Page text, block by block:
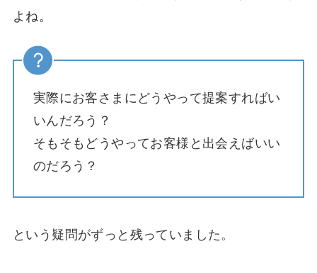
よね。
実際にお客さまにどうやって提案すればい
いんだろう？
そもそもどうやってお客様と出会えばいい
のだろう？
という疑問がずっと残っていました。